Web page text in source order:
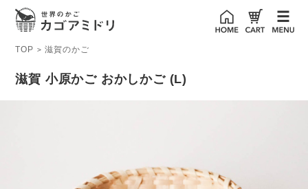
TOP > 滋賀のかご
滋賀 小原かご おかしかご (L)